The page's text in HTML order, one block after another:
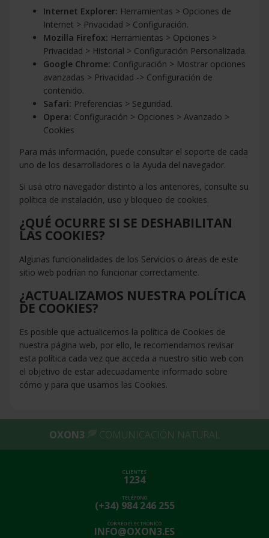
Internet Explorer: Herramientas > Opciones de
Internet > Privacidad > Configuración.
Mozilla Firefox: Herramientas > Opciones >
Privacidad > Historial > Configuración Personalizada.
Google Chrome: Configuración > Mostrar opciones
avanzadas > Privacidad -> Configuración de
contenido.
Safari: Preferencias > Seguridad.
Opera: Configuración > Opciones > Avanzado >
Cookies
Para más información, puede consultar el soporte de cada
uno de los desarrolladores o la Ayuda del navegador.
Si usa otro navegador distinto a los anteriores, consulte su
política de instalación, uso y bloqueo de cookies.
¿QUÉ OCURRE SI SE DESHABILITAN
LAS COOKIES?
Algunas funcionalidades de los Servicios o áreas de este
sitio web podrían no funcionar correctamente.
¿ACTUALIZAMOS NUESTRA POLÍTICA
DE COOKIES?
Es posible que actualicemos la política de Cookies de
nuestra página web, por ello, le recomendamos revisar
esta política cada vez que acceda a nuestro sitio web con
el objetivo de estar adecuadamente informado sobre
cómo y para que usamos las Cookies.
OXON3 COMUNICACIÓN NATURAL
CLIENTES
1234
TELÉFONO
(+34) 984 246 255
CORREO ELECTRÓNICO
INFO@OXON3.ES